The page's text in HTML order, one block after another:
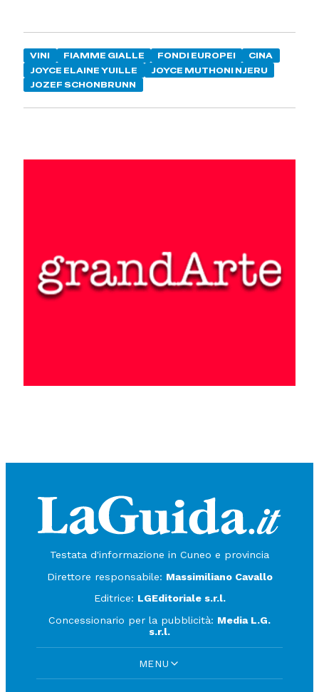
VINI FIAMME GIALLE FONDI EUROPEI
CINA
JOYCE ELAINE YUILLE
JOYCE MUTHONI NJERU
JOZEF SCHONBRUNN
Testata d'informazione in Cuneo e provincia
Direttore responsabile: Massimiliano Cavallo
Editrice: LGEditoriale s.r.l.
Concessionario per la pubblicità: Media L.G.
s.r.l.
MENU